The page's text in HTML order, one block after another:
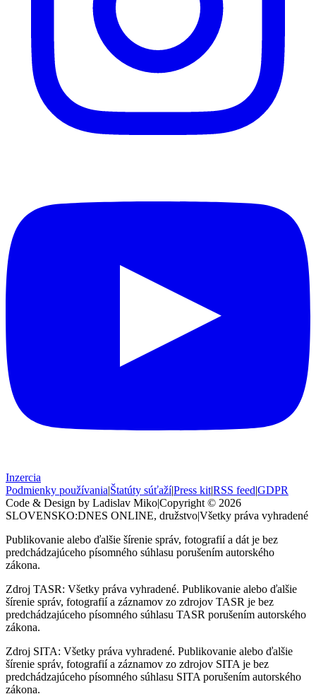
Inzercia
Podmienky používania|Štatúty súťaží|Press kit|RSS feed|GDPR
Code & Design by Ladislav Miko|Copyright © 2026
SLOVENSKO:DNES ONLINE, družstvo|Všetky práva vyhradené
Publikovanie alebo ďalšie šírenie správ, fotografií a dát je bez
predchádzajúceho písomného súhlasu porušením autorského
zákona.
Zdroj TASR: Všetky práva vyhradené. Publikovanie alebo ďalšie
šírenie správ, fotografií a záznamov zo zdrojov TASR je bez
predchádzajúceho písomného súhlasu TASR porušením autorského
zákona.
Zdroj SITA: Všetky práva vyhradené. Publikovanie alebo ďalšie
šírenie správ, fotografií a záznamov zo zdrojov SITA je bez
predchádzajúceho písomného súhlasu SITA porušením autorského
zákona.